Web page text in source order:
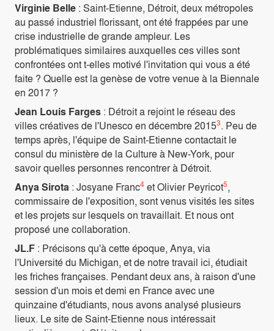
Virginie Belle : Saint-Etienne, Détroit, deux métropoles
au passé industriel florissant, ont été frappées par une
crise industrielle de grande ampleur. Les
problématiques similaires auxquelles ces villes sont
confrontées ont t-elles motivé l'invitation qui vous a été
faite ? Quelle est la genèse de votre venue à la Biennale
en 2017 ?
Jean Louis Farges : Détroit a rejoint le réseau des
villes créatives de l'Unesco en décembre 20153. Peu de
temps après, l'équipe de Saint-Etienne contactait le
consul du ministère de la Culture à New-York, pour
savoir quelles personnes rencontrer à Détroit.
Anya Sirota : Josyane Franc4 et Olivier Peyricot5,
commissaire de l'exposition, sont venus visités les sites
et les projets sur lesquels on travaillait. Et nous ont
proposé une collaboration.
JL.F : Précisons qu'à cette époque, Anya, via
l'Université du Michigan, et de notre travail ici, étudiait
les friches françaises. Pendant deux ans, à raison d'une
session d'un mois et demi en France avec une
quinzaine d'étudiants, nous avons analysé plusieurs
lieux. Le site de Saint-Etienne nous intéressait